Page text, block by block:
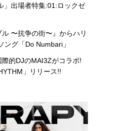
」出場者特集:01:ロックゼ
〜抗争の街〜』からハリ
ング「Do Numbari」
際的DJのMAI3Zがコラボ!
」リリース!!